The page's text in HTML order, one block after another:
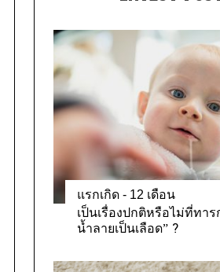
o
r
i
e
s
แรกเกิด - 12 เดือน
เป็นเรื่องปกติหรือไม่ที่ทาร
น้ำลายเป็นเลือด” ?